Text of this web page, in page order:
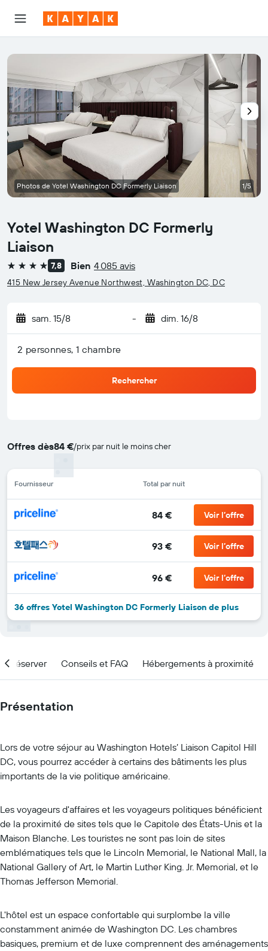
Yotel Washington DC Formerly
Liaison
4 étoiles 7,8 Bien 4 085 avis
415 New Jersey Avenue Northwest, Washington DC, DC
sam. 15/8 - dim. 16/8
2 personnes, 1 chambre
Rechercher
Offres dès84 €/prix par nuit le moins cher
Fournisseur Total par nuit
84 € Voir l’offre
93 € Voir l’offre
96 € Voir l’offre
36 offres Yotel Washington DC Formerly Liaison de plus
Photos de Yotel Washington DC Formerly Liaison 1/5
réserver Conseils et FAQ Hébergements à proximité
Présentation
Lors de votre séjour au Washington Hotels’ Liaison Capitol Hill
DC, vous pourrez accéder à certains des bâtiments les plus
importants de la vie politique américaine.
Les voyageurs d'affaires et les voyageurs politiques bénéficient
de la proximité de sites tels que le Capitole des États-Unis et la
Maison Blanche. Les touristes ne sont pas loin de sites
emblématiques tels que le Lincoln Memorial, le National Mall, la
National Gallery of Art, le Martin Luther King. Jr. Memorial, et le
Thomas Jefferson Memorial.
L'hôtel est un espace confortable qui surplombe la ville
constamment animée de Washington DC. Les chambres
basiques, premium et de luxe comprennent des aménagements